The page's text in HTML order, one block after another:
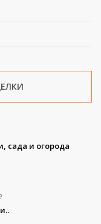
сада и огорода